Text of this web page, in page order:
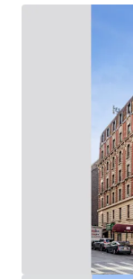
Upper West
62,280 Gross
Apartments
Retail on
Rare
Corner
West 94th St)
Value-Add
/ Common